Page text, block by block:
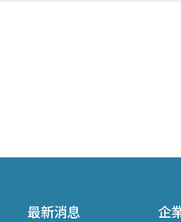
最新消息 企